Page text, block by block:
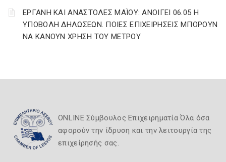
ΕΡΓΑΝΗ ΚΑΙ ΑΝΑΣΤΟΛΕΣ ΜΑΪΟΥ: ΑΝΟΙΓΕΙ 06.05 Η
ΥΠΟΒΟΛΗ ΔΗΛΩΣΕΩΝ. ΠΟΙΕΣ ΕΠΙΧΕΙΡΗΣΕΙΣ ΜΠΟΡΟΥΝ
ΝΑ ΚΑΝΟΥΝ ΧΡΗΣΗ ΤΟΥ ΜΕΤΡΟΥ
ONLINE Σύμβουλος Επιχειρηματία Όλα όσα
αφορούν την ίδρυση και την λειτουργία της
επιχείρησής σας.